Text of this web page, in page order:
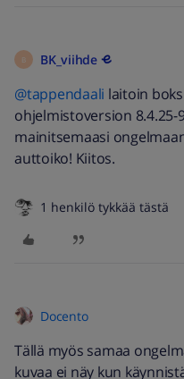
B BK_viihde
@tappendaali laitoin
ohjelmistoversion
mainitsemaasi
auttoiko! Kiitos.
1 henkilö tykkää tästä
Docento
Tällä myös samaa
kuvaa ei näy kun